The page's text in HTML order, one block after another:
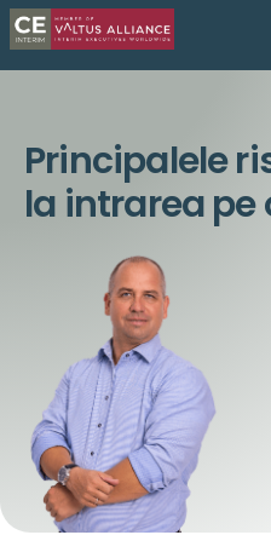
Principalele
la intrarea